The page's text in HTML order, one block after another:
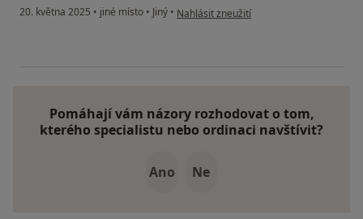
20. května 2025 • jiné místo • Jiný • podle názoru uživatele M
Nahlásit zneužití
Pomáhají vám názory rozhodovat o tom,
kterého specialistu nebo ordinaci navštívit?
Ano Ne